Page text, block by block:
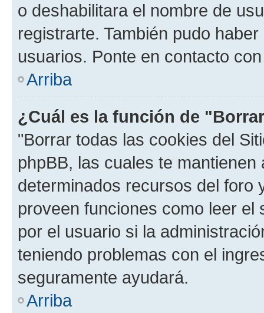
o deshabilitara el nombre de
registrarte. También pudo
usuarios. Ponte en contacto
Arriba
¿Cuál es la función de
"Borrar todas las cookies del
phpBB, las cuales te
determinados recursos del foro
proveen funciones como leer el
por el usuario si la
teniendo problemas con el
seguramente ayudará.
Arriba